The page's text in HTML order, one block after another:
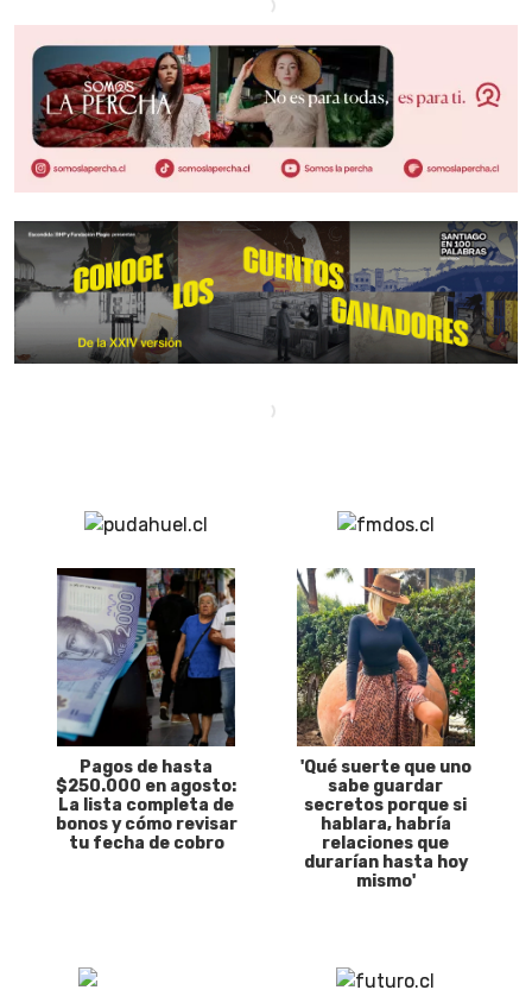
Pagos de hasta
$250.000 en agosto:
La lista completa de
bonos y cómo revisar
tu fecha de cobro
'Qué suerte que uno
sabe guardar
secretos porque si
hablara, habría
relaciones que
durarían hasta hoy
mismo'